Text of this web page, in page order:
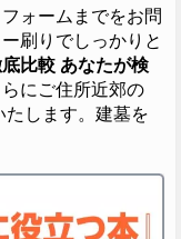
ォームまでをお問
刷りでしっかりと
比較 あなたが検
らにご住所近郊の
します。建墓を